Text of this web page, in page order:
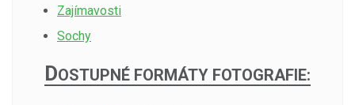
Zajímavosti
Sochy
DOSTUPNÉ FORMÁTY FOTOGRAFIE: